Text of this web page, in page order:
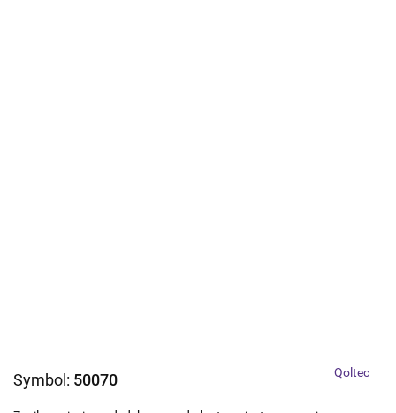
Symbol: 50070 Qoltec